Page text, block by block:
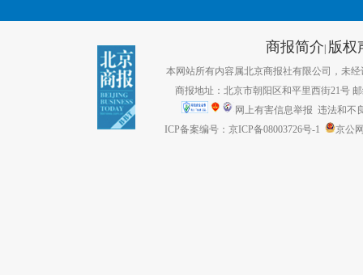
商报简介| 版权
本网站所有内容属北京商报社有限公司，未经
商报地址：北京市朝阳区和平里西街21号
网上有害信息举报 违法和不
ICP备案编号：京ICP备08003726号-1
京公